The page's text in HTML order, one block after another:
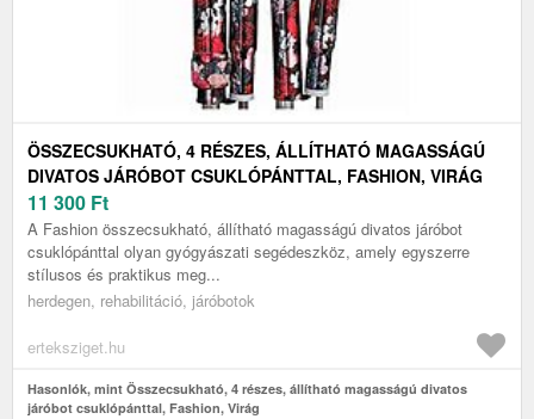
ÖSSZECSUKHATÓ, 4 RÉSZES, ÁLLÍTHATÓ MAGASSÁGÚ
DIVATOS JÁRÓBOT CSUKLÓPÁNTTAL, FASHION, VIRÁG
11 300 Ft
A Fashion összecsukható, állítható magasságú divatos járóbot
csuklópánttal olyan gyógyászati segédeszköz, amely egyszerre
stílusos és praktikus meg...
herdegen, rehabilitáció, járóbotok
erteksziget.hu
Hasonlók, mint Összecsukható, 4 részes, állítható magasságú divatos
járóbot csuklópánttal, Fashion, Virág